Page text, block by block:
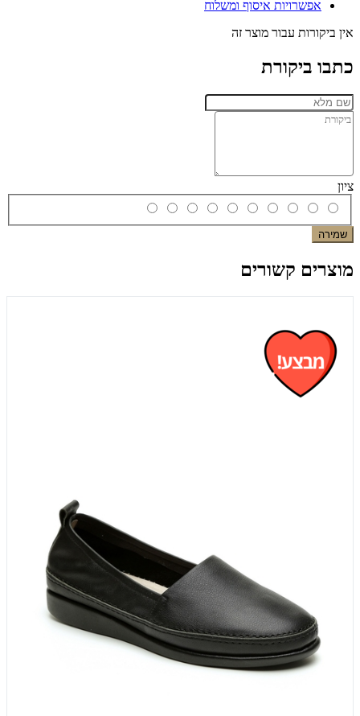
אפשרויות איסוף ומשלוח
אין ביקורות עבור מוצר זה
כתבו ביקורת
ציון
שמירה
מוצרים קשורים